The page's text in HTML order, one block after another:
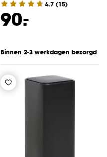
4.7 (15)
90.
-
Binnen 2-3 werkdagen bezorgd